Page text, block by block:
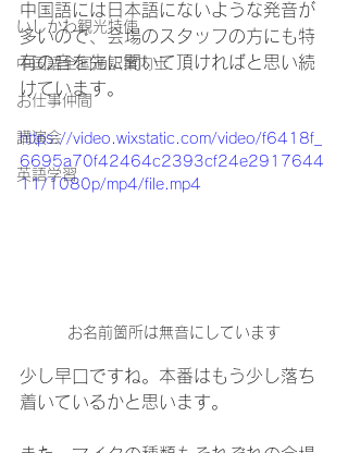
いしかわ観光特使
中国語全国通訳案内士
お仕事仲間
講演会
英語学習
中国語には日本語にないような発音が
多いので、会場のスタッフの方にも特
有の音を先に聞いて頂ければと思い続
けています。
https://video.wixstatic.com/video/f6418f_
6695a70f42464c2393cf24e2917644
11/1080p/mp4/file.mp4
お名前箇所は無音にしています
少し早口ですね。本番はもう少し落ち
着いているかと思います。